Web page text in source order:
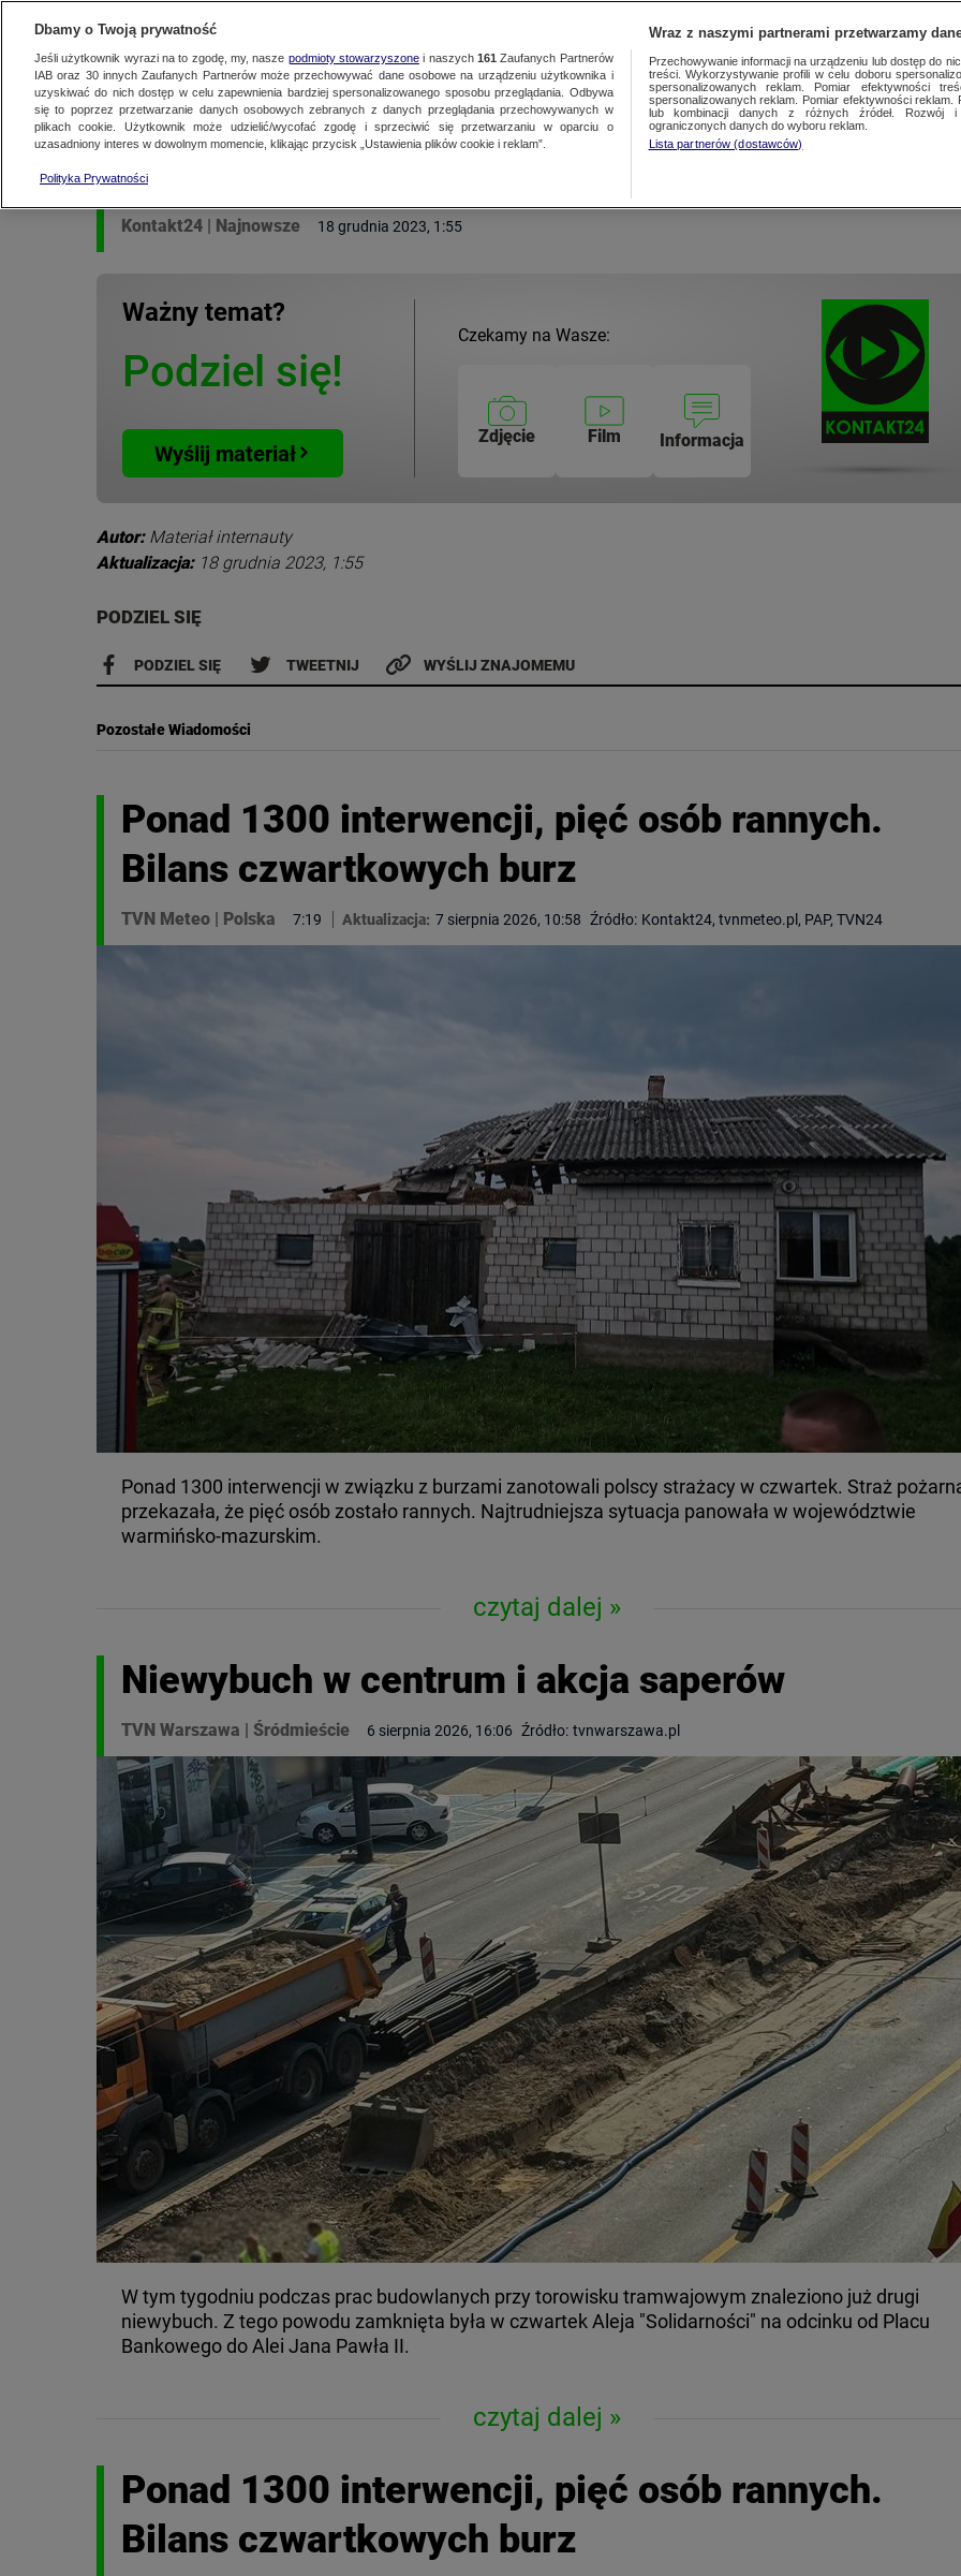
KONTAKT24 GORĄCE TEMATY
MATERIAŁ UŻYTKOWNIKA
Wypadek busów w Wysokiej Kamieńskiej
Kontakt24 | Najnowsze 18 grudnia 2023, 1:55
Ważny temat?
Podziel się!
Wyślij materiał
Czekamy na Wasze:
Zdjęcie Film Informacja
Autor: Materiał internauty
Aktualizacja: 18 grudnia 2023, 1:55
PODZIEL SIĘ
PODZIEL SIĘ TWEETNIJ WYŚLIJ ZNAJOMEMU
Pozostałe Wiadomości
czytaj dalej
Ponad 1300 interwencji w związku z burzami zanotowali polscy strażacy w czwartek. Straż
przekazała, że pięć osób zostało rannych. Najtrudniejsza sytuacja panowała w województwie
warmińsko-mazurskim.
Ponad 1300 interwencji, pięć osób rannych.
Bilans czwartkowych burz
TVN Meteo Polska 7:19 Aktualizacja: 7 sierpnia 2026, 10:58 Źródło: Kontakt24, tvnmeteo.pl, PAP, TVN24
czytaj dalej
W tym tygodniu podczas prac budowlanych przy torowisku tramwajowym znaleziono już drugi
niewybuch. Z tego powodu zamknięta była w czwartek Aleja "Solidarności" na odcinku od Placu
Bankowego do Alei Jana Pawła II.
Niewybuch w centrum i akcja saperów
TVN Warszawa | Śródmieście 6 sierpnia 2026, 16:06 Źródło: tvnwarszawa.pl
Ponad 1300 interwencji, pięć osób rannych.
Bilans czwartkowych burz
Dbamy o Twoją prywatność
Jeśli użytkownik wyrazi na to zgodę, my, nasze podmioty stowarzyszonei naszych 161 Zaufanych Partnerów
IAB oraz 30innych Zaufanych Partnerów może przechowywać dane osobowe na urządzeniu użytkownika i
uzyskiwać do nich dostęp w celu zapewnienia bardziej spersonalizowanego sposobu przeglądania. Odbywa
się to poprzez przetwarzanie danych osobowych zebranych z danych przeglądania przechowywanych w
plikach cookie. Użytkownik może udzielić/wycofać zgodę i sprzeciwić się przetwarzaniu w oparciu o
uzasadniony interes w dowolnym momencie, klikając przycisk „Ustawienia plików cookie i reklam”.
Polityka Prywatności
Wraz z naszymi partnerami przetwarzamy
Przechowywanie informacji na urządzeniu lub dostęp do
treści. Wykorzystywanie profili w celu doboru
spersonalizowanych reklam. Pomiar efektywności
spersonalizowanych reklam. Pomiar efektywności
lub kombinacji danych z różnych źródeł. Rozwój i
ograniczonych danych do wyboru reklam.
Lista partnerów (dostawców)